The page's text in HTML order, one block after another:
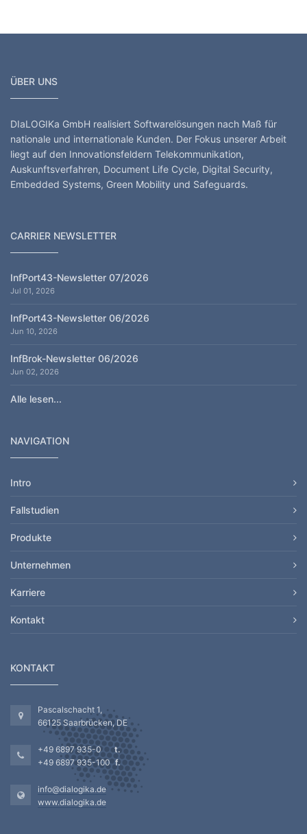
ÜBER UNS
DIaLOGIKa GmbH realisiert Softwarelösungen nach Maß für
nationale und internationale Kunden. Der Fokus unserer Arbeit
liegt auf den Innovationsfeldern Telekommunikation,
Auskunftsverfahren, Document Life Cycle, Digital Security,
Embedded Systems, Green Mobility und Safeguards.
CARRIER NEWSLETTER
InfPort43-Newsletter 07/2026
Jul 01, 2026
InfPort43-Newsletter 06/2026
Jun 10, 2026
InfBrok-Newsletter 06/2026
Jun 02, 2026
Alle lesen...
NAVIGATION
Intro
Fallstudien
Produkte
Unternehmen
Karriere
Kontakt
KONTAKT
Pascalschacht 1,
66125 Saarbrücken, DE
+49 6897 935-0
+49 6897 935-100
info@dialogika.de
www.dialogika.de